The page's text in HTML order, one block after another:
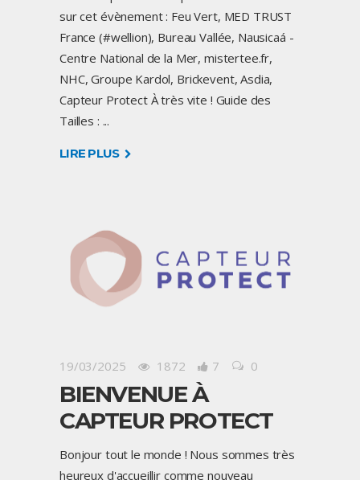
sur cet évènement : Feu Vert, MED TRUST
France (#wellion), Bureau Vallée, Nausicaá -
Centre National de la Mer, mistertee.fr,
NHC, Groupe Kardol, Brickevent, Asdia,
Capteur Protect À très vite ! Guide des
Tailles :
LIRE PLUS
19/03/2025 1872 7 0
BIENVENUE À
CAPTEUR PROTECT
Bonjour tout le monde ! Nous sommes très
heureux d'accueillir comme nouveau